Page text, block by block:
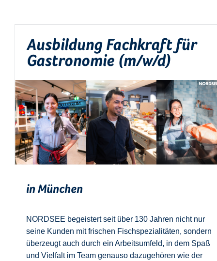
Ausbildung Fachkraft für
Gastronomie (m/w/d)
in München
NORDSEE begeistert seit über 130 Jahren nicht nur
seine Kunden mit frischen Fischspezialitäten, sondern
überzeugt auch durch ein Arbeitsumfeld, in dem Spaß
und Vielfalt im Team genauso dazugehören wie der